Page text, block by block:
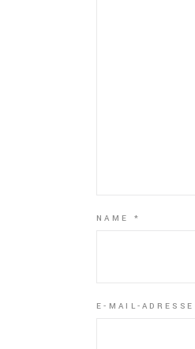
NAME *
E-MAIL-ADRESSE